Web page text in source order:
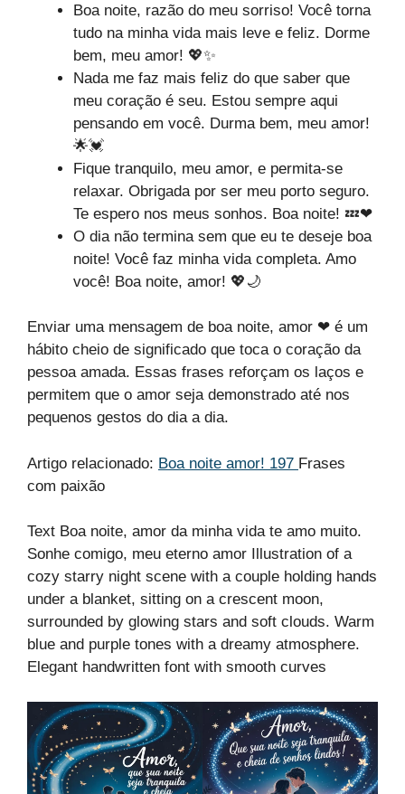
Boa noite, razão do meu sorriso! Você torna
tudo na minha vida mais leve e feliz. Dorme
bem, meu amor! 💖✨
Nada me faz mais feliz do que saber que
meu coração é seu. Estou sempre aqui
pensando em você. Durma bem, meu amor!
🌟💓
Fique tranquilo, meu amor, e permita-se
relaxar. Obrigada por ser meu porto seguro.
Te espero nos meus sonhos. Boa noite! 💤❤
O dia não termina sem que eu te deseje boa
noite! Você faz minha vida completa. Amo
você! Boa noite, amor! 💖🌙
Enviar uma mensagem de boa noite, amor ❤ é um
hábito cheio de significado que toca o coração da
pessoa amada. Essas frases reforçam os laços e
permitem que o amor seja demonstrado até nos
pequenos gestos do dia a dia.
Artigo relacionado: Boa noite amor! 197 Frases
com paixão
Text Boa noite, amor da minha vida te amo muito.
Sonhe comigo, meu eterno amor Illustration of a
cozy starry night scene with a couple holding hands
under a blanket, sitting on a crescent moon,
surrounded by glowing stars and soft clouds. Warm
blue and purple tones with a dreamy atmosphere.
Elegant handwritten font with smooth curves